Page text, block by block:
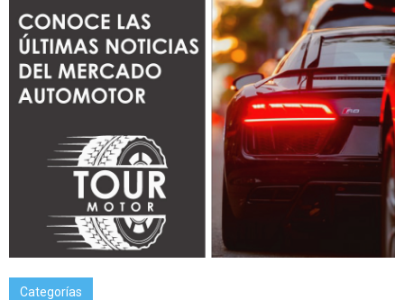
Categorías